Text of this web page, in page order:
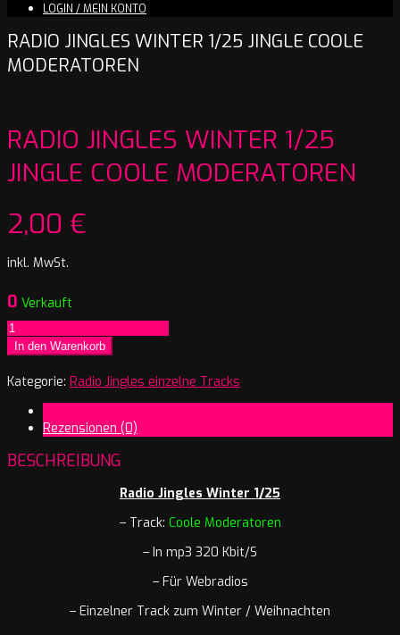
LOGIN / MEIN KONTO
RADIO JINGLES WINTER 1/25 JINGLE COOLE
MODERATOREN
RADIO JINGLES WINTER 1/25
JINGLE COOLE MODERATOREN
2,00 €
inkl. MwSt.
0 Verkauft
Radio
Jingles
Winter
1/25
Coole
Moderatoren
In den Warenkorb
Kategorie: Radio Jingles einzelne Tracks
Rezensionen (0)
BESCHREIBUNG
Radio Jingles Winter 1/25
– Track: Coole Moderatoren
– In mp3 320 Kbit/S
– Für Webradios
– Einzelner Track zum Winter / Weihnachten